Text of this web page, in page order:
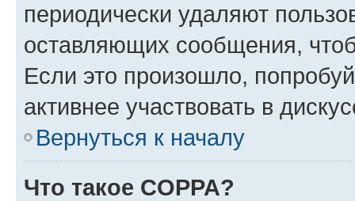
периодически удаляют
оставляющих сообщения,
Если это произошло,
активнее участвовать в
Вернуться к началу
Что такое COPPA?